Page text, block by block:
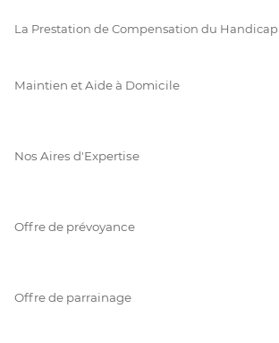
La Prestation de Compensation du Handicap
Maintien et Aide à Domicile
Nos Aires d'Expertise
Offre de prévoyance
Offre de parrainage